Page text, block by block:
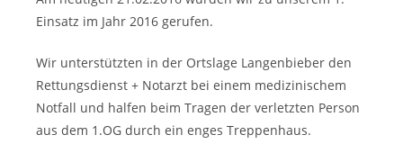
Einsatz im Jahr 2016 gerufen.
Wir unterstützten in der Ortslage Langenbieber den
Rettungsdienst + Notarzt bei einem medizinischem
Notfall und halfen beim Tragen der verletzten Person
aus dem 1.OG durch ein enges Treppenhaus.